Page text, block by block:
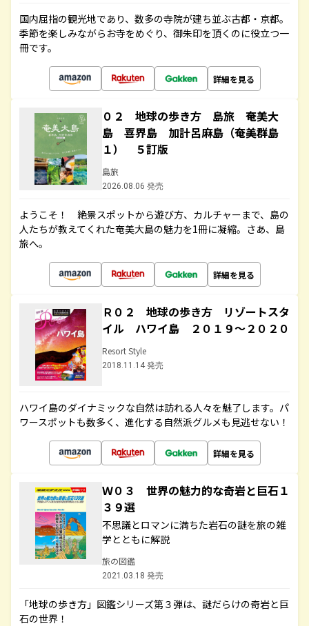
国内屈指の観光地であり、数多の寺院が建ち並ぶ古都・京都。
季節を楽しみながらお寺をめぐり、御朱印を頂くのに役立つ一
冊です。
詳細を見る
０２ 地球の歩き方 島旅 奄美大
島 喜界島 加計呂麻島（奄美群島
１） ５訂版
島旅
2026.08.06 発売
ようこそ！ 絶景スポットから遊び方、カルチャーまで、島の
人たちが教えてくれた奄美大島の魅力を1冊に凝縮。さあ、島
旅へ。
詳細を見る
Ｒ０２ 地球の歩き方 リゾートスタ
イル ハワイ島 ２０１９～２０２０
Resort Style
2018.11.14 発売
ハワイ島のダイナミックな自然は訪れる人々を魅了します。パ
ワースポットも数多く、進化する自然派グルメも見逃せない！
詳細を見る
Ｗ０３ 世界の魅力的な奇岩と巨石１
３９選
不思議とロマンに満ちた岩石の謎を旅の雑
学とともに解説
旅の図鑑
2021.03.18 発売
「地球の歩き方」図鑑シリーズ第３弾は、謎だらけの奇岩と巨
石の世界！